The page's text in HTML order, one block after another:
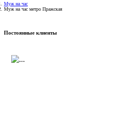
Муж на час
Муж на час метро Пражская
Постоянные клиенты